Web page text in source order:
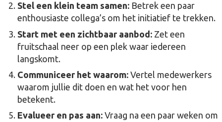
Stel een klein team samen: Betrek een paar
enthousiaste collega’s om het initiatief te trekken.
Start met een zichtbaar aanbod: Zet een
fruitschaal neer op een plek waar iedereen
langskomt.
Communiceer het waarom: Vertel medewerkers
waarom jullie dit doen en wat het voor hen
betekent.
Evalueer en pas aan: Vraag na een paar weken om